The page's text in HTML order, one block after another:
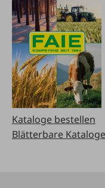
Kataloge bestellen
Blätterbare Kataloge